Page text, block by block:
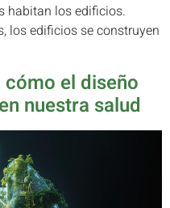
habitan los edificios.
los edificios se construyen
el diseño
nuestra salud